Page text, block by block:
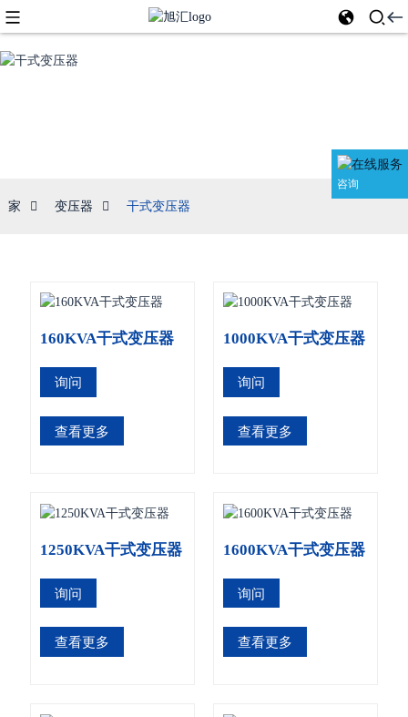
咨询
家 变压器 干式变压器
160KVA干式变压器
询问
查看更多
1000KVA干式变压器
询问
查看更多
1250KVA干式变压器
询问
查看更多
1600KVA干式变压器
询问
查看更多